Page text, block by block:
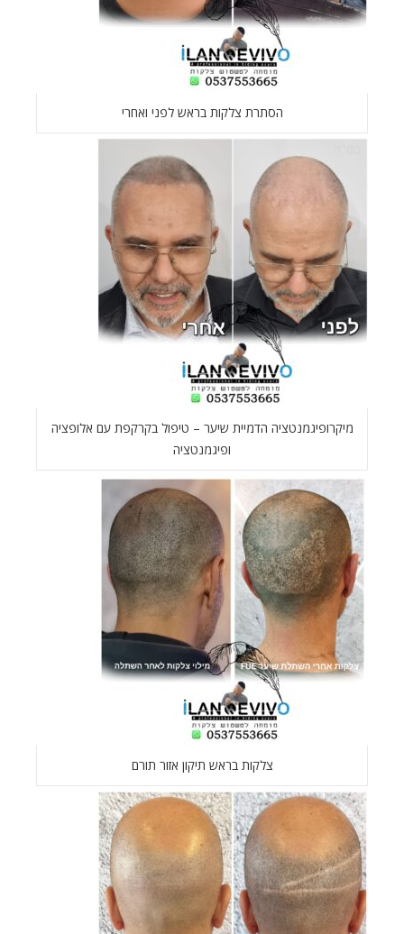
הסתרת צלקות בראש לפני ואחרי
מיקרופיגמנטציה הדמיית שיער – טיפול בקרקפת עם אלופציה
ופיגמנטציה
צלקות בראש תיקון אזור תורם